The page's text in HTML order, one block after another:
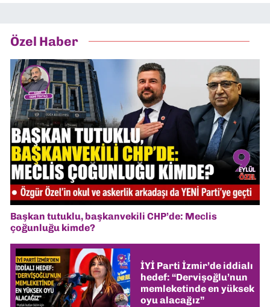
Özel Haber
Başkan tutuklu, başkanvekili CHP’de: Meclis
çoğunluğu kimde?
İYİ Parti İzmir’de iddialı
hedef: “Dervişoğlu’nun
memleketinde en yüksek
oyu alacağız”